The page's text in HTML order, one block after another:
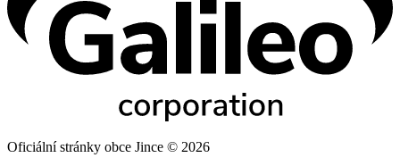
Oficiální stránky obce Jince © 2026